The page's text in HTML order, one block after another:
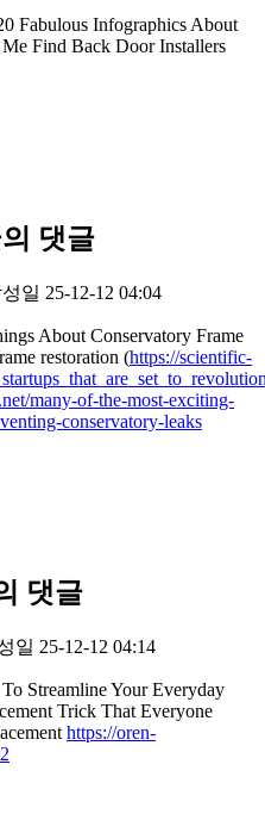
Fabulous Infographics About
Find Back Door Installers
의 댓글
일 25-12-12 04:04
About Conservatory Frame
restoration (https://scientific-
many-of-the-most-exciting-
conservatory-leaks
댓글
일 25-12-12 04:14
Streamline Your Everyday
Trick That Everyone
https://oren-